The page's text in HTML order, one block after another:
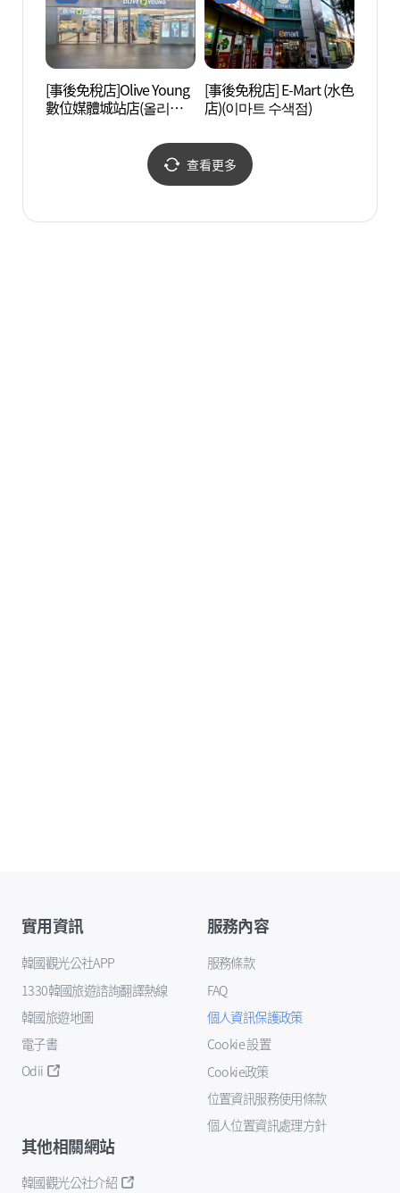
[事後免稅店]Olive Young
數位媒體城站店(올리브
[事後免稅店] E-Mart (水色
店)(이마트 수색점)
查看更多
實用資訊
韓國觀光公社APP
1330韓國旅遊諮詢翻譯熱線
韓國旅遊地圖
電子書
Odii
服務內容
服務條款
FAQ
個人資訊保護政策
Cookie 設置
Cookie政策
位置資訊服務使用條款
個人位置資訊處理方針
其他相關網站
韓國觀光公社介紹